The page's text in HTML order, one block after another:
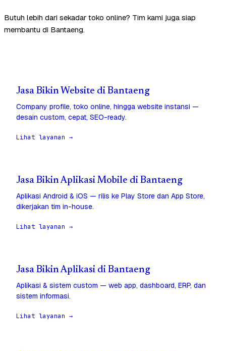
Butuh lebih dari sekadar toko online? Tim kami juga siap
membantu di Bantaeng.
Jasa Bikin Website di Bantaeng
Company profile, toko online, hingga website instansi —
desain custom, cepat, SEO-ready.
Lihat layanan →
Jasa Bikin Aplikasi Mobile di Bantaeng
Aplikasi Android & iOS — rilis ke Play Store dan App Store,
dikerjakan tim in-house.
Lihat layanan →
Jasa Bikin Aplikasi di Bantaeng
Aplikasi & sistem custom — web app, dashboard, ERP, dan
sistem informasi.
Lihat layanan →